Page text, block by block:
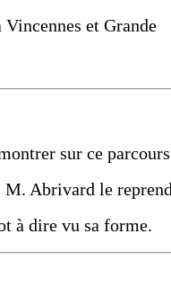
et Grande
sur ce parcours
M. Abrivard le reprend
à dire vu sa forme.